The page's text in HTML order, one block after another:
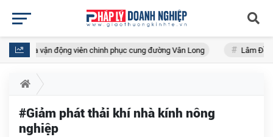
đưa vận động viên chinh phục cung đường Vân Long Lâm
#Giảm phát thải khí nhà kính nông
nghiệp